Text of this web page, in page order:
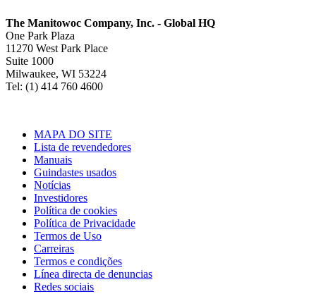
The Manitowoc Company, Inc. - Global HQ
One Park Plaza
11270 West Park Place
Suite 1000
Milwaukee, WI 53224
Tel: (1) 414 760 4600
MAPA DO SITE
Lista de revendedores
Manuais
Guindastes usados
Notícias
Investidores
Política de cookies
Política de Privacidade
Termos de Uso
Carreiras
Termos e condições
Línea directa de denuncias
Redes sociais